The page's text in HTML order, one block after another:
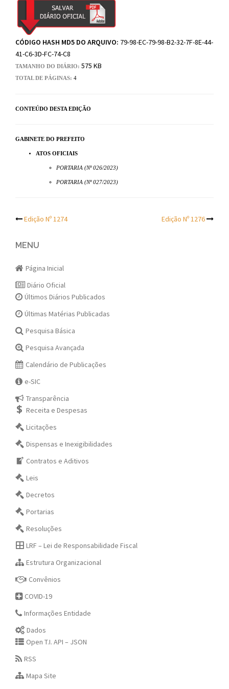
CÓDIGO HASH MD5 DO ARQUIVO: 79-98-EC-79-98-B2-32-7F-8E-44-
41-C6-3D-FC-74-C8
TAMANHO DO DIÁRIO: 575 KB
TOTAL DE PÁGINAS: 4
CONTEÚDO DESTA EDIÇÃO
GABINETE DO PREFEITO
ATOS OFICIAIS
PORTARIA (Nº 026/2023)
PORTARIA (Nº 027/2023)
Post
navigation
Edição Nº 1274 Edição Nº 1276
MENU
Página Inicial
Diário Oficial
Últimos Diários Publicados
Últimas Matérias Publicadas
Pesquisa Básica
Pesquisa Avançada
Calendário de Publicações
e-SIC
Transparência
Receita e Despesas
Licitações
Dispensas e Inexigibilidades
Contratos e Aditivos
Leis
Decretos
Portarias
Resoluções
LRF – Lei de Responsabilidade Fiscal
Estrutura Organizacional
Convênios
COVID-19
Informações Entidade
Dados
Open T.I. API – JSON
RSS
Mapa Site